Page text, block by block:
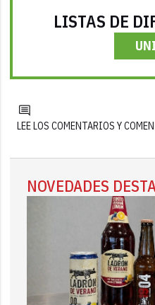
LISTAS DE
LEE LOS COMENTARIOS Y
NOVEDADES